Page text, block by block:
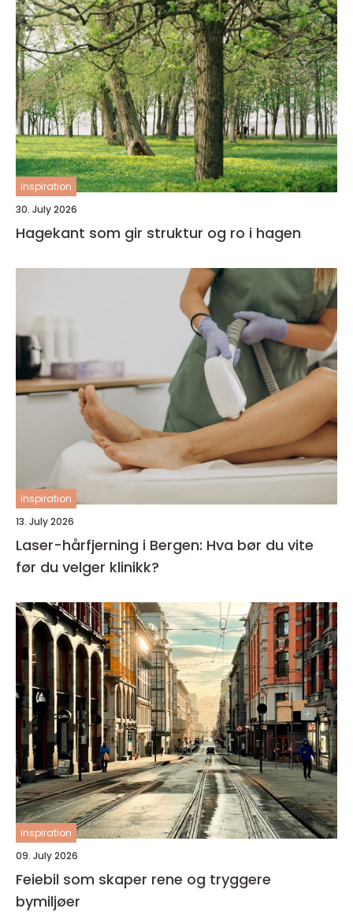
inspiration
30. July 2026
Hagekant som gir struktur og ro i hagen
inspiration
13. July 2026
Laser-hårfjerning i Bergen: Hva bør du vite
før du velger klinikk?
inspiration
09. July 2026
Feiebil som skaper rene og tryggere
bymiljøer